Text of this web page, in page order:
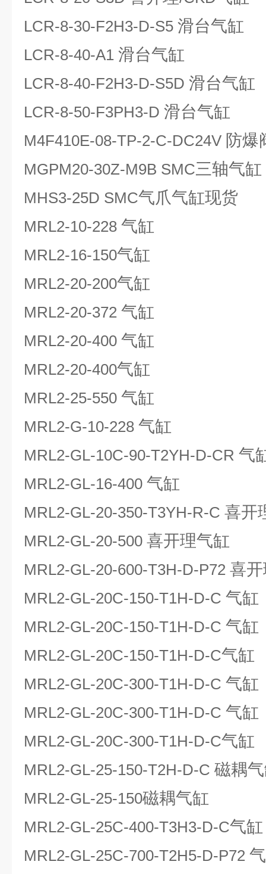
LCR-8-30-F2H3-D-S5 滑台气缸
LCR-8-40-A1 滑台气缸
LCR-8-40-F2H3-D-S5D 滑台气缸
LCR-8-50-F3PH3-D 滑台气缸
M4F410E-08-TP-2-C-DC24V 防爆
MGPM20-30Z-M9B SMC三轴气缸
MHS3-25D SMC气爪气缸现货
MRL2-10-228 气缸
MRL2-16-150气缸
MRL2-20-200气缸
MRL2-20-372 气缸
MRL2-20-400 气缸
MRL2-20-400气缸
MRL2-25-550 气缸
MRL2-G-10-228 气缸
MRL2-GL-10C-90-T2YH-D-CR 气
MRL2-GL-16-400 气缸
MRL2-GL-20-350-T3YH-R-C 喜开
MRL2-GL-20-500 喜开理气缸
MRL2-GL-20-600-T3H-D-P72 喜
MRL2-GL-20C-150-T1H-D-C 气缸
MRL2-GL-20C-150-T1H-D-C 气缸
MRL2-GL-20C-150-T1H-D-C气缸
MRL2-GL-20C-300-T1H-D-C 气缸
MRL2-GL-20C-300-T1H-D-C 气缸
MRL2-GL-20C-300-T1H-D-C气缸
MRL2-GL-25-150-T2H-D-C 磁耦
MRL2-GL-25-150磁耦气缸
MRL2-GL-25C-400-T3H3-D-C气缸
MRL2-GL-25C-700-T2H5-D-P72